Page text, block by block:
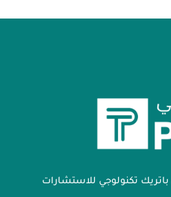
تكنولوجي للاستشارات